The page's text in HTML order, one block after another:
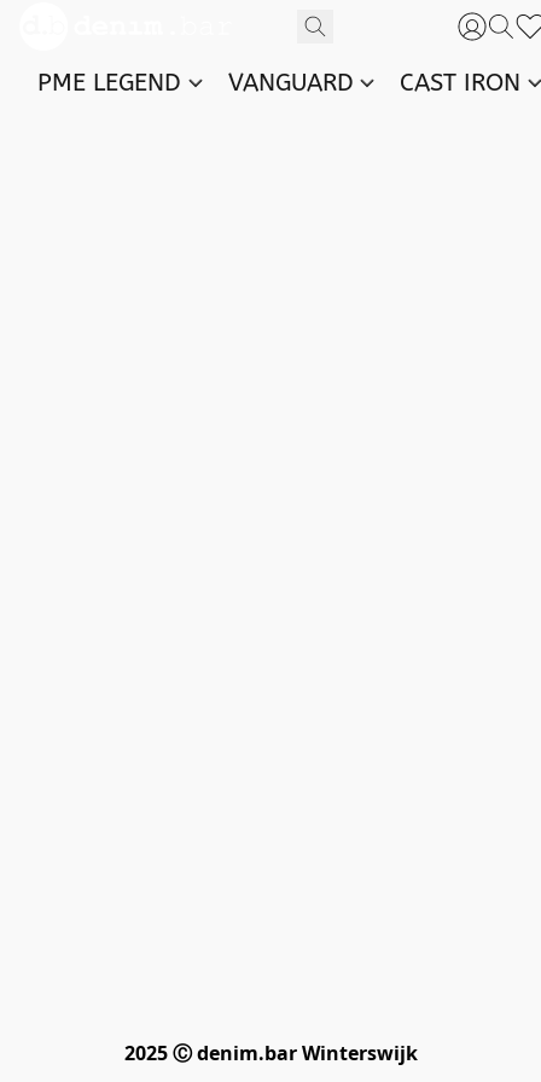
PME LEGEND VANGUARD CAST IRON
2025 Ⓒ denim.bar Winterswijk